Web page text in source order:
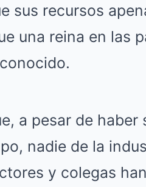
sus recursos
una reina en las
a pesar de
nadie de la
y colegas